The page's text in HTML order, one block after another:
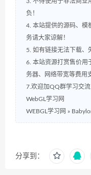
负！
4. 本站提供的源码、模
务请大家谅解！
5. 如有链接无法下载、
6. 本站资源打赏售价用
务器、网络带宽等费用
7.欢迎加QQ群学习交
WebGL学习网
WEBGL学习网 »
分享到：